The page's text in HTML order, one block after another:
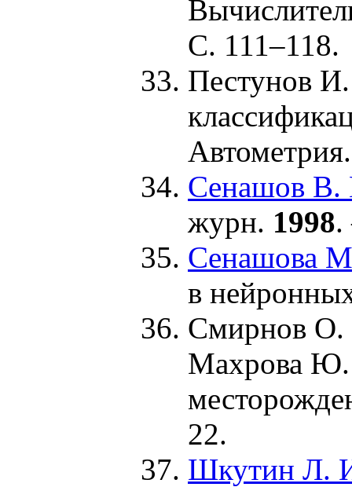
С. 111–118.
Пестунов
Сенашов В.
журн. 1998
Сенашова
в
Смирнов
Махрова
22.
Шкутин Л.